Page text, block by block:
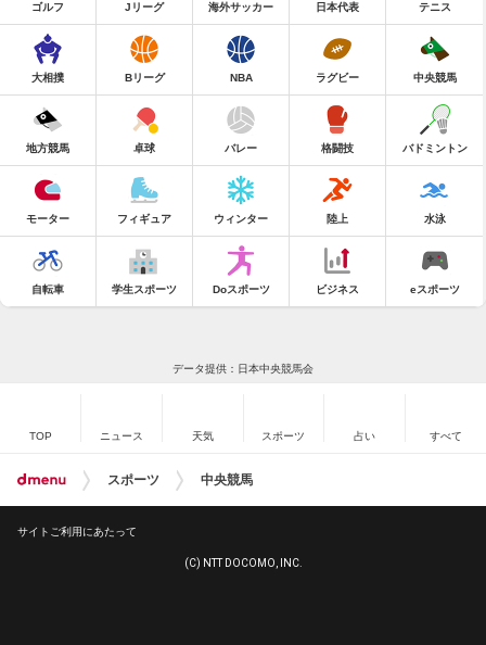
ゴルフ Jリーグ 海外サッカー 日本代表 テニス
大相撲 Bリーグ NBA ラグビー 中央競馬
地方競馬 卓球 バレー 格闘技 バドミントン
モーター フィギュア ウィンター 陸上 水泳
自転車 学生スポーツ Doスポーツ ビジネス eスポーツ
データ提供：日本中央競馬会
TOP ニュース 天気 スポーツ 占い すべて
スポーツ 中央競馬
サイトご利用にあたって
(C) NTT DOCOMO, INC.